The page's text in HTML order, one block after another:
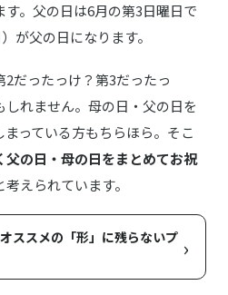
クション（9粒入）
す。父の日は6月の第3日曜日で
が父の日になります。
だったっけ？第3だったっ
れません。母の日・父の日を
っている方もちらほら。そこ
父の日・母の日をまとめてお祝
考えられています。
ススメの「形」に残らないプ ›